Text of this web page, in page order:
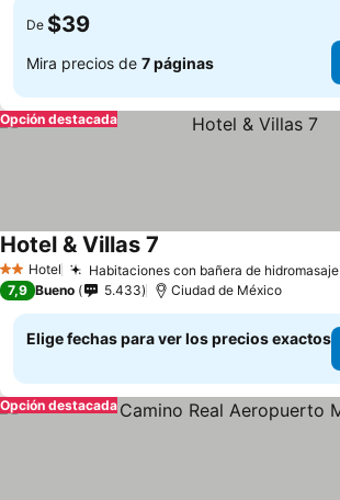
De $39
Mira precios de 7 páginas
Opción destacada
2 Estrellas
Hotel Habitaciones con bañera de hidromasaje
Hotel & Villas 7
7,9 Bueno 5.433 Ciudad de México
Elige fechas para ver los precios exactos
Opción destacada